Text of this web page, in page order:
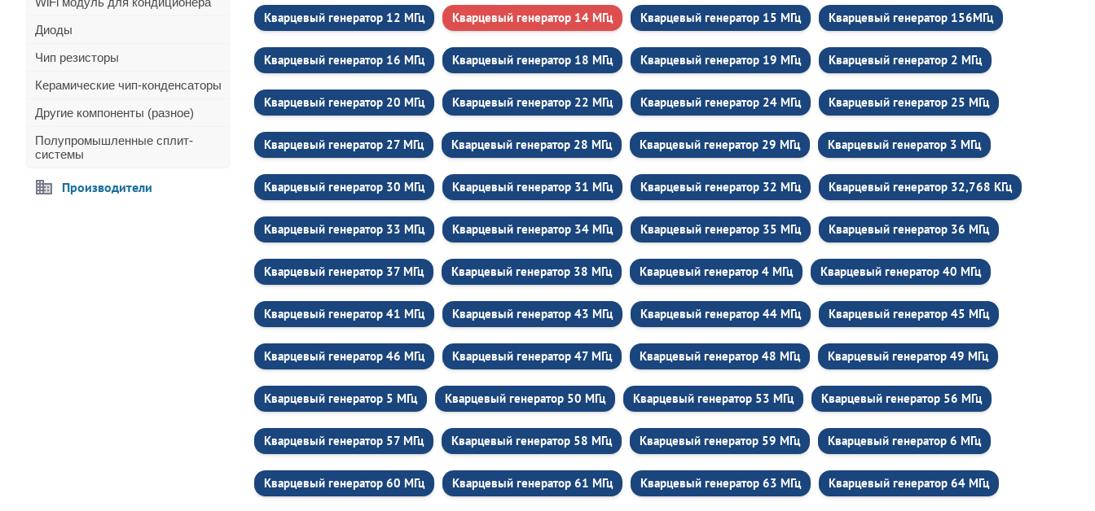
Диоды
Чип резисторы
Керамические чип-конденсаторы
Другие компоненты (разное)
Полупромышленные сплит-
системы
Производители
Кварцевый генератор 12 МГц Кварцевый генератор 14 МГц Кварцевый генератор 15 МГц Кварцевый генератор 156МГц
Кварцевый генератор 16 МГц Кварцевый генератор 18 МГц Кварцевый генератор 19 МГц Кварцевый генератор 2 МГц
Кварцевый генератор 20 МГц Кварцевый генератор 22 МГц Кварцевый генератор 24 МГц Кварцевый генератор 25 МГц
Кварцевый генератор 27 МГц Кварцевый генератор 28 МГц Кварцевый генератор 29 МГц Кварцевый генератор 3 МГц
Кварцевый генератор 30 МГц Кварцевый генератор 31 МГц Кварцевый генератор 32 МГц Кварцевый генератор 32,768 КГц
Кварцевый генератор 33 МГц Кварцевый генератор 34 МГц Кварцевый генератор 35 МГц Кварцевый генератор 36 МГц
Кварцевый генератор 37 МГц Кварцевый генератор 38 МГц Кварцевый генератор 4 МГц Кварцевый генератор 40 МГц
Кварцевый генератор 41 МГц Кварцевый генератор 43 МГц Кварцевый генератор 44 МГц Кварцевый генератор 45 МГц
Кварцевый генератор 46 МГц Кварцевый генератор 47 МГц Кварцевый генератор 48 МГц Кварцевый генератор 49 МГц
Кварцевый генератор 5 МГц Кварцевый генератор 50 МГц Кварцевый генератор 53 МГц Кварцевый генератор 56 МГц
Кварцевый генератор 57 МГц Кварцевый генератор 58 МГц Кварцевый генератор 59 МГц Кварцевый генератор 6 МГц
Кварцевый генератор 60 МГц Кварцевый генератор 61 МГц Кварцевый генератор 63 МГц Кварцевый генератор 64 МГц